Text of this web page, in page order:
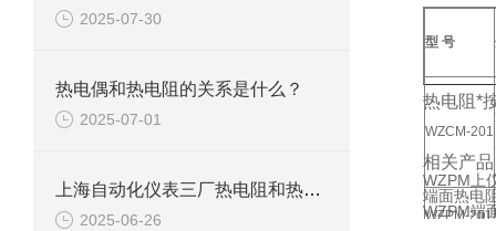
2025-07-30
热电偶和热电阻的关系是什么？
2025-07-01
上海自动化仪表三厂热电阻和热电偶的区别
2025-06-26
型 号
WZCM-201
WZPM-201
热电阻*
相关产品
WZPM上
端面热电
WZPM端